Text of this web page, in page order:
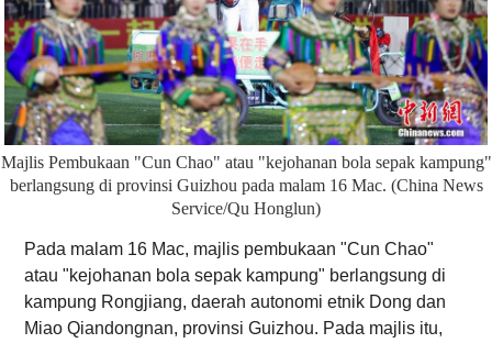
Majlis Pembukaan "Cun Chao" atau "kejohanan bola sepak kampung"
berlangsung di provinsi Guizhou pada malam 16 Mac. (China News
Service/Qu Honglun)
Pada malam 16 Mac, majlis pembukaan "Cun Chao"
atau "kejohanan bola sepak kampung" berlangsung di
kampung Rongjiang, daerah autonomi etnik Dong dan
Miao Qiandongnan, provinsi Guizhou. Pada majlis itu,